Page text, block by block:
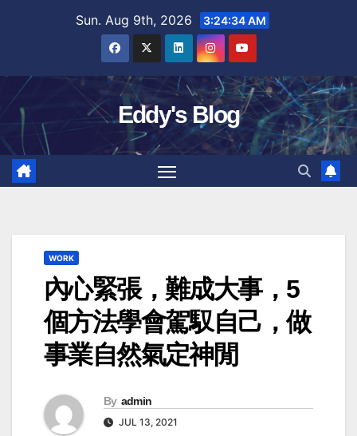
Sun. Aug 9th, 2026 3:24:35 AM
Eddy's Blog
WORK
內心緊張，難成大事，5
個方法學會駕馭自己，做
事業自然氣定神閒
By admin
JUL 13, 2021